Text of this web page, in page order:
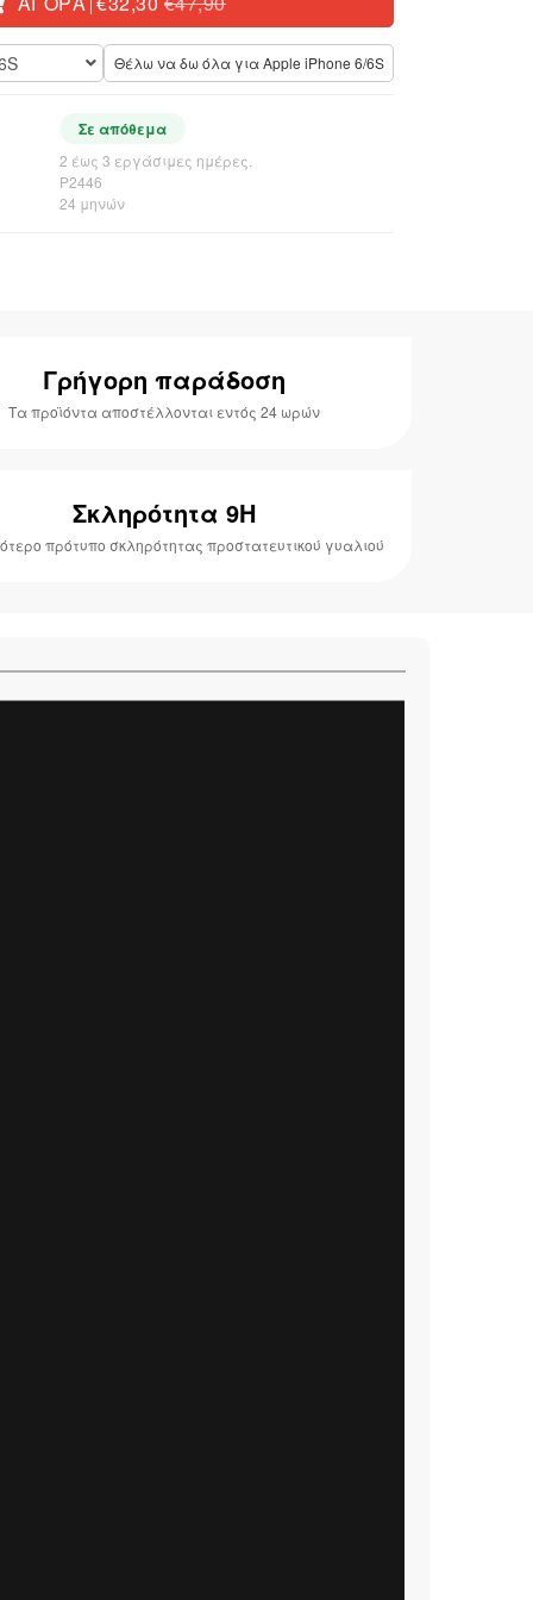
Θέλω να δω όλα για Apple iPhone 6/6S
Σε απόθεμα
2 έως 3 εργάσιμες ημέρες.
P2446
24 μηνών
Γρήγορη παράδοση
Τα προϊόντα αποστέλλονται εντός 24 ωρών
Σκληρότητα 9H
πρότυπο σκληρότητας προστατευτικού γυαλιού